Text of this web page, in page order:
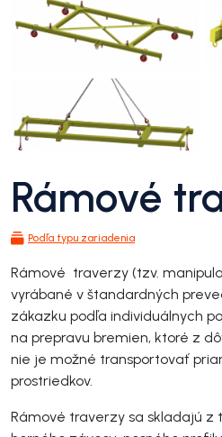
Rámové
Podľa typu zariadenia
Rámové traverzy (tzv.
vyrábané v štandardných
zákazku podľa individuálnych
na prepravu bremien, ktoré z
nie je možné transportovať
prostriedkov.
Rámové traverzy sa skladajú z